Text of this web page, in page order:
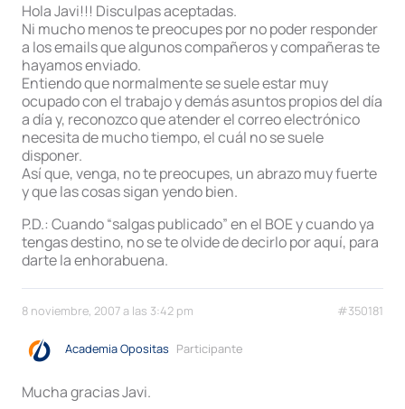
Hola Javi!!! Disculpas aceptadas.
Ni mucho menos te preocupes por no poder responder
a los emails que algunos compañeros y compañeras te
hayamos enviado.
Entiendo que normalmente se suele estar muy
ocupado con el trabajo y demás asuntos propios del día
a día y, reconozco que atender el correo electrónico
necesita de mucho tiempo, el cuál no se suele
disponer.
Así que, venga, no te preocupes, un abrazo muy fuerte
y que las cosas sigan yendo bien.
P.D.: Cuando “salgas publicado” en el BOE y cuando ya
tengas destino, no se te olvide de decirlo por aquí, para
darte la enhorabuena.
8 noviembre, 2007 a las 3:42 pm #350181
Academia Opositas Participante
Mucha gracias Javi.